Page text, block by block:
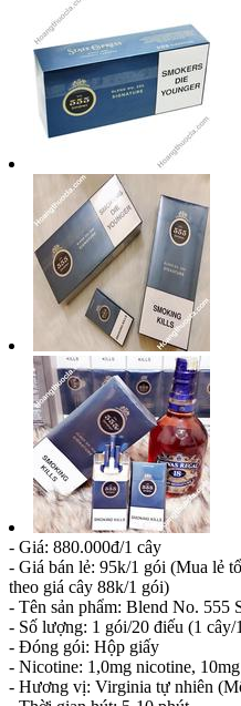
- Giá: 880.000đ/1 cây
- Giá bán lẻ: 95k/1 gói (Mua lẻ
theo giá cây 88k/1 gói)
- Tên sản phẩm: Blend No. 555
- Số lượng: 1 gói/20 điếu (1 cây/
- Đóng gói: Hộp giấy
- Nicotine: 1,0mg nicotine,
- Hương vị: Virginia tự nhiên